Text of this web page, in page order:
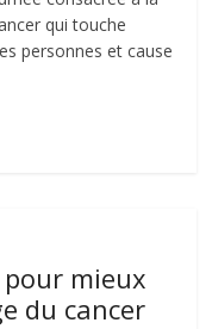
qui touche
personnes et cause
mieux
du cancer